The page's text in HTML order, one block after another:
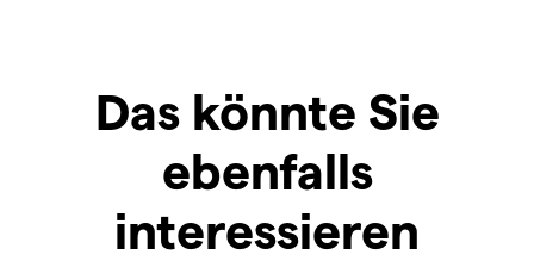
Das könnte Sie
ebenfalls
interessieren